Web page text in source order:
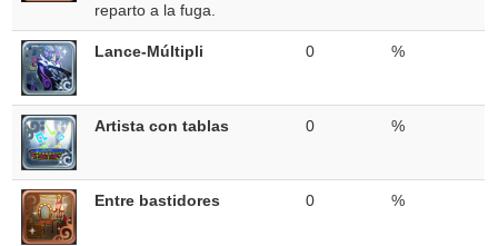
reparto a la fuga.
Lance-Múltipli 0 %
Artista con tablas 0 %
Entre bastidores 0 %